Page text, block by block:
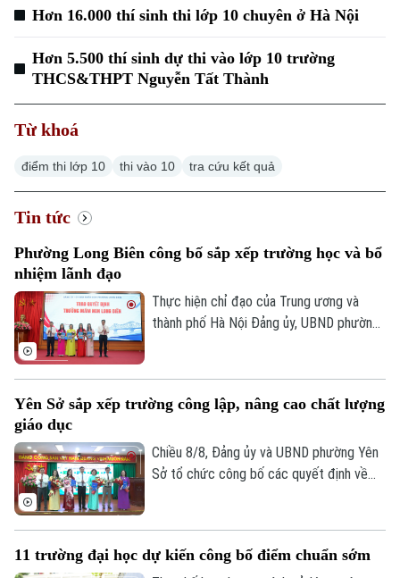
Hơn 16.000 thí sinh thi lớp 10 chuyên ở Hà Nội
Hơn 5.500 thí sinh dự thi vào lớp 10 trường
THCS&THPT Nguyễn Tất Thành
Từ khoá
điểm thi lớp 10 thi vào 10 tra cứu kết quả
Tin tức
Phường Long Biên công bố sắp xếp trường học và bổ
nhiệm lãnh đạo
Thực hiện chỉ đạo của Trung ương và
thành phố Hà Nội Đảng ủy, UBND phường
sở giáo dục công lập trên địa bàn.
Yên Sở sắp xếp trường công lập, nâng cao chất lượng
giáo dục
Chiều 8/8, Đảng ủy và UBND phường Yên
Sở tổ chức công bố các quyết định về
còn 4 trường công lập, hướng tới tinh gọn
11 trường đại học dự kiến công bố điểm chuẩn sớm